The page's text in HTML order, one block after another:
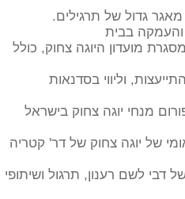
מועדון היוגה צחוק, כולל
וליווי בסדנאות
מנחי יוגה צחוק בישראל
של יוגה צחוק של דר' קטריה
דבי לשם רענון, תרגול ושיתופי